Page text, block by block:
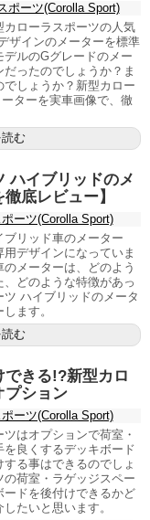
ポーツ(Corolla Sport)
カローラスポーツの人気
ザインのメーターを標準
ルのGグレードのメー
ったのでしょうか？ま
しょうか？新型カロー
ターを実車画像で、徹
む
ハイブリッドのメ
底レビュー】
ーツ(Corolla Sport)
リッド車のメーター
デザインになっていま
メーターは、どのよう
どのような特徴があっ
ハイブリッドのメータ
ます。
む
できる!?新型カロ
プション
ーツ(Corolla Sport)
はオプションで荷室・
良くするデッキボード
る事はできるのでしょ
荷室・ラゲッジスペー
ドを後付けできるかど
たいと思います。